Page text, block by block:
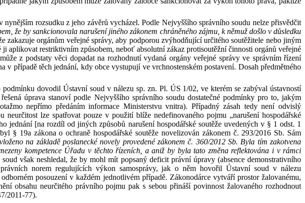
nynějším rozsudku z jeho závěrů vycházel. Podle Nejvyššího správního soudu nelze přisvědčit
že by sankcionovala narušení jiného zákonem chráněného zájmu, k němuž došlo v důsledku
zakazuje orgánům veřejné správy, aby podporou zvýhodňující určitého soutěžitele nebo jiným
ji aplikovat restriktivním způsobem, neboť absolutní zákaz protisoutěžní činnosti orgánů veřejné
z podstaty věci dopadat na rozhodnutí vydaná orgányveřejné správyve správním řízení
v případě těch jednání, kdy obce vystupují ve vrchnostenském postavení. Dosah předmětného
podmínku dovodil Ústavní soud v nálezu sp. zn. Pl. ÚS 1/02, ve kterém se zabýval ústavností
úprava stanoví podle Nejvyššího správního soudu dostatečné podmínky pro to, jakým
nepřímo předáním informace Ministerstvu vnitra). Případný zásah tedy není odvislý
neurčitost lze spatřovat pouze v použitíblíže nedefinovaného pojmu „narušení hospodářské
jednání [na rozdíl od jiných způsobů narušení hospodářské soutěže uvedených v § 1 odst. 1
§ 19a zákona o ochraně hospodářské soutěže novelizován zákonem č. 293/2016 Sb. Sám
na základě poslanecké novely provedené zákonem č. 360/2012 Sb. Byla tím zakotvena
kompetence Úřadu v těchto řízeních, a aniž by byla tato změna reflektována i v rámci
však neshledal, že by mohl mít popsaný deficit právní úpravy (absence demonstrativního
norem regulujících výkon samosprávy, jak o něm hovořil Ústavní soud v nálezu
odborném posouzení v každém jednotlivém případě. Zákonodárce vytváří prostoržalovanému,
obsahu neurčitého právního pojmu pak s sebou přináší povinnostžalovaného rozhodnout
/2011‑77).